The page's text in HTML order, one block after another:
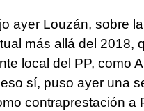
ayer Louzán, sobre
más allá del 2018,
local del PP, como
sí, puso ayer una
contraprestación a